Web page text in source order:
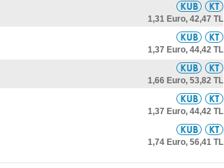
1,31 Euro, 42,47 TL
1,37 Euro, 44,42 TL
1,66 Euro, 53,82 TL
1,37 Euro, 44,42 TL
1,74 Euro, 56,41 TL